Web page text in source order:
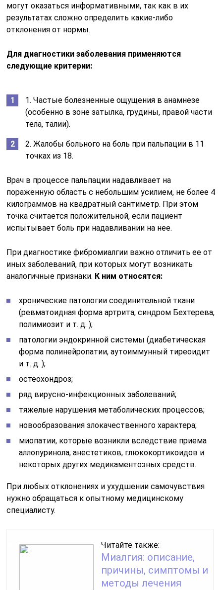
могут оказаться информативными, так как в их
результатах сложно определить какие-либо
отклонения от нормы.
Для диагностики заболевания применяются
следующие критерии:
1. Частые болезненные ощущения в анамнезе
(особенно в зоне затылка, грудины, правой части
тела, талии).
2. Жалобы больного на боль при пальпации в 11
точках из 18.
Врач в процессе пальпации надавливает на
пораженную область с небольшим усилием, не более 4
килограммов на квадратный сантиметр. При этом
точка считается положительной, если пациент
испытывает боль при надавливании на нее.
При диагностике фибромиалгии важно отличить ее от
иных заболеваний, при которых могут возникать
аналогичные признаки. К ним относятся:
хронические патологии соединительной ткани
(ревматоидная форма артрита, синдром Бехтерева,
полимиозит и т. д. );
патологии эндокринной системы (диабетическая
форма полинейропатии, аутоиммунный тиреоидит
и т. д. );
остеохондроз;
ряд вирусно-инфекционных заболеваний;
тяжелые нарушения метаболических процессов;
новообразования злокачественного характера;
миопатии, которые возникли вследствие приема
аллопуринола, анестетиков, глюкокортикоидов и
некоторых других медикаментозных средств.
При любых отклонениях и ухудшении самочувствия
нужно обращаться к опытному медицинскому
специалисту.
Читайте также:
Миалгия: описание,
причины, симптомы и
методы лечения